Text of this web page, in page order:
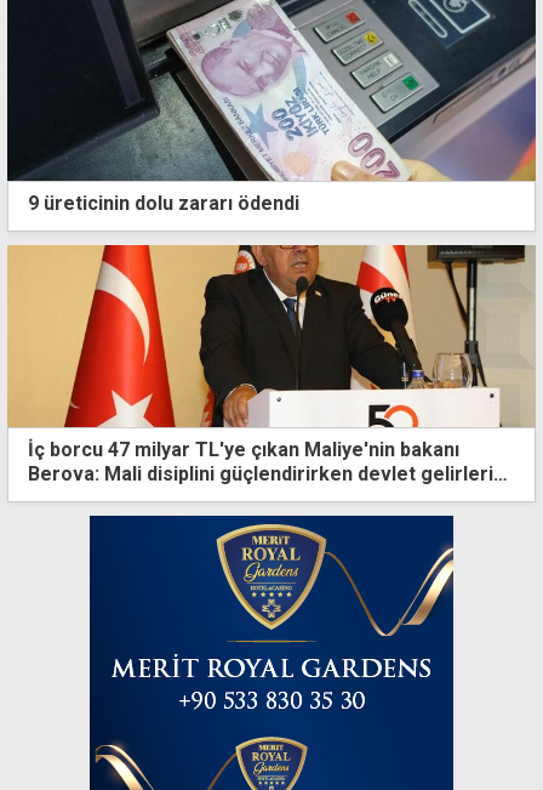
9 üreticinin dolu zararı ödendi
İç borcu 47 milyar TL'ye çıkan Maliye'nin bakanı
Berova: Mali disiplini güçlendirirken devlet gelirlerini
kalıcı olarak artırdık